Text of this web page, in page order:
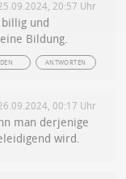
20:57 Uhr
und
Bildung.
ANTWORTEN
00:17 Uhr
man derjenige
wird.